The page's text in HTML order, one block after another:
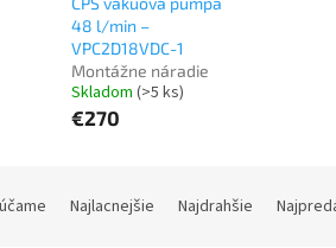
48 l/min –
VPC2D18VDC-1
Montážne náradie
Skladom (>5 ks)
€270
Najlacnejšie Najdrahšie